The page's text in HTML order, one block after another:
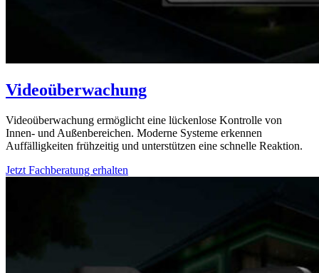
Videoüberwachung
Videoüberwachung ermöglicht eine lückenlose Kontrolle von
Innen- und Außenbereichen. Moderne Systeme erkennen
Auffälligkeiten frühzeitig und unterstützen eine schnelle Reaktion.
Jetzt Fachberatung erhalten